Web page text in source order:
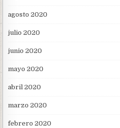
agosto 2020
julio 2020
junio 2020
mayo 2020
abril 2020
marzo 2020
febrero 2020